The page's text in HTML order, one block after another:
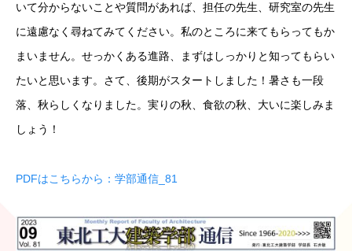
いて分からないことや質問があれば、担任の先生、研究室の先生
に遠慮なく尋ねてみてください。私のところに来てもらってもか
まいません。せっかくある進路、まずはしっかりと知ってもらい
たいと思います。さて、後期がスタートしました！暑さも一段
落、秋らしくなりました。実りの秋、食欲の秋、大いに楽しみま
しょう！
PDFはこちらから：学部通信_81